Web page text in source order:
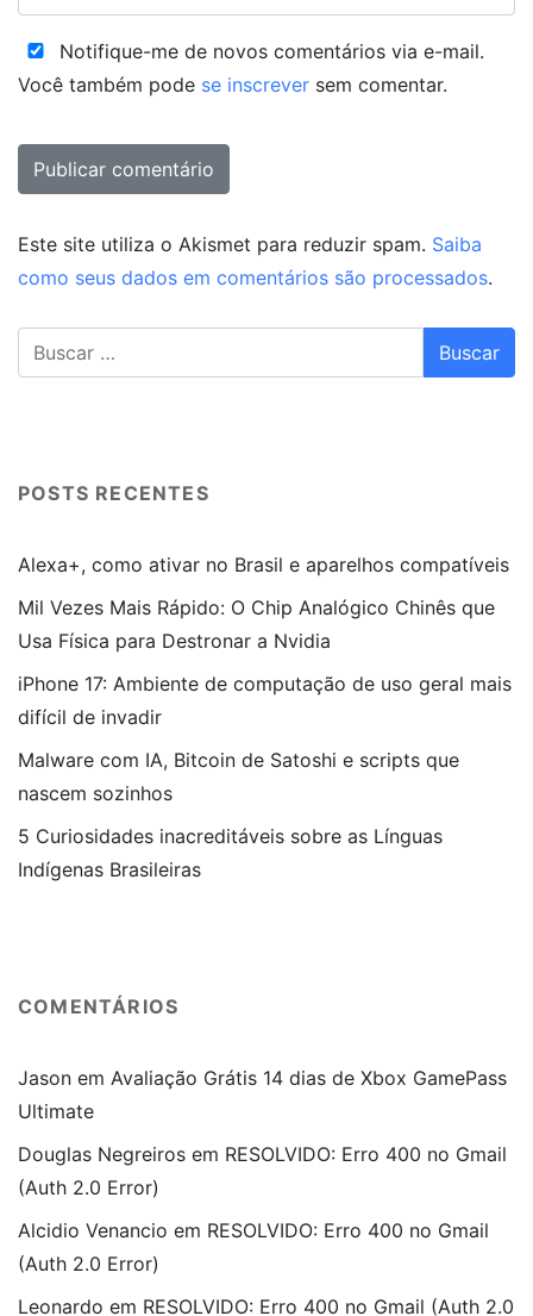
Notifique-me de novos comentários via e-mail.
Você também pode se inscrever sem comentar.
Este site utiliza o Akismet para reduzir spam. Saiba
como seus dados em comentários são processados.
POSTS RECENTES
Alexa+, como ativar no Brasil e aparelhos compatíveis
Mil Vezes Mais Rápido: O Chip Analógico Chinês que
Usa Física para Destronar a Nvidia
iPhone 17: Ambiente de computação de uso geral mais
difícil de invadir
Malware com IA, Bitcoin de Satoshi e scripts que
nascem sozinhos
5 Curiosidades inacreditáveis sobre as Línguas
Indígenas Brasileiras
COMENTÁRIOS
Jason em Avaliação Grátis 14 dias de Xbox GamePass
Ultimate
Douglas Negreiros em RESOLVIDO: Erro 400 no Gmail
(Auth 2.0 Error)
Alcidio Venancio em RESOLVIDO: Erro 400 no Gmail
(Auth 2.0 Error)
Leonardo em RESOLVIDO: Erro 400 no Gmail (Auth 2.0